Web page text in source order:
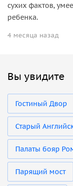
сухих фактов,
ребенка.
4 месяца назад
Вы увидите
Гостиный Двор
Старый
Палаты бояр
Парящий мост